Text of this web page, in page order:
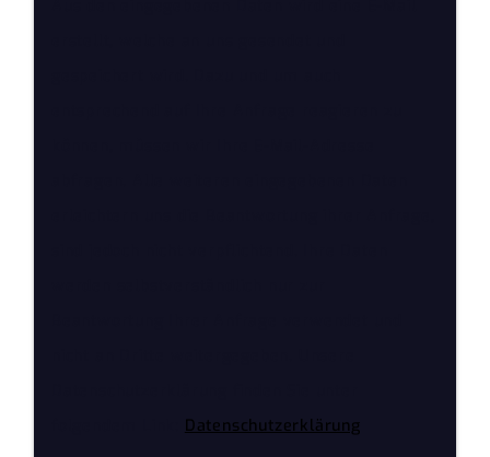
Datenschutzerklärung